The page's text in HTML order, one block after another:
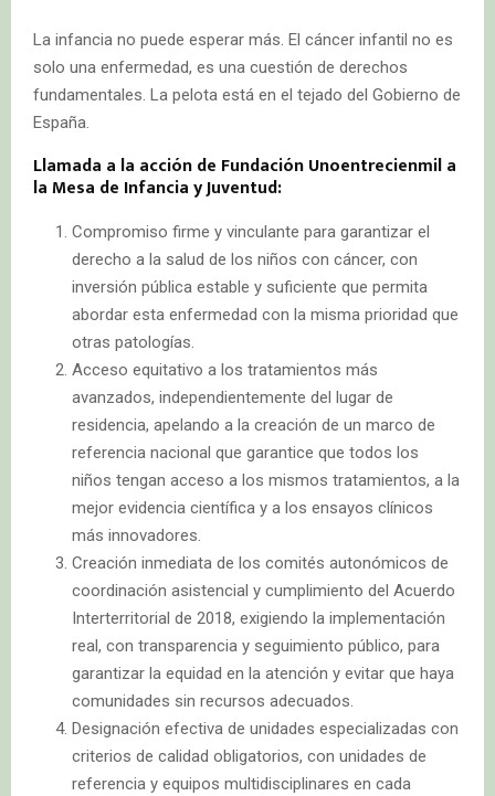
La infancia no puede esperar más. El cáncer infantil no es
solo una enfermedad, es una cuestión de derechos
fundamentales. La pelota está en el tejado del Gobierno de
España.
Llamada a la acción de Fundación Unoentrecienmil a
la Mesa de Infancia y Juventud:
Compromiso firme y vinculante para garantizar el
derecho a la salud de los niños con cáncer, con
inversión pública estable y suficiente que permita
abordar esta enfermedad con la misma prioridad que
otras patologías.
Acceso equitativo a los tratamientos más
avanzados, independientemente del lugar de
residencia, apelando a la creación de un marco de
referencia nacional que garantice que todos los
niños tengan acceso a los mismos tratamientos, a la
mejor evidencia científica y a los ensayos clínicos
más innovadores.
Creación inmediata de los comités autonómicos de
coordinación asistencial y cumplimiento del Acuerdo
Interterritorial de 2018, exigiendo la implementación
real, con transparencia y seguimiento público, para
garantizar la equidad en la atención y evitar que haya
comunidades sin recursos adecuados.
Designación efectiva de unidades especializadas con
criterios de calidad obligatorios, con unidades de
referencia y equipos multidisciplinares en cada